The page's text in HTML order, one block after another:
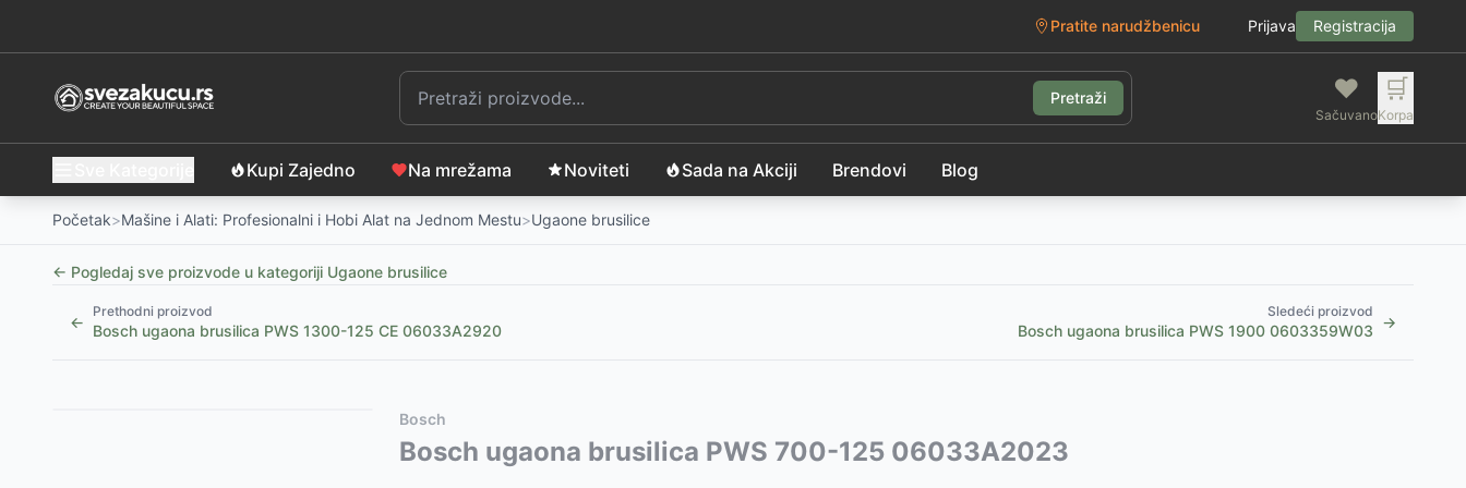
Pratite narudžbenicu Prijava Registracija
Pretraži ❤️
Sačuvano
🛒
Korpa
Kupi Zajedno Na mrežama Noviteti Sada na Akciji Brendovi Blog
Početak>Mašine i Alati: Profesionalni i Hobi Alat na Jednom Mestu>Ugaone brusilice
← Pogledaj sve proizvode u kategoriji Ugaone brusilice
←
Prethodni proizvod
Bosch ugaona brusilica PWS 1300-125 CE 06033A2920
Sledeći proizvod
Bosch ugaona brusilica PWS 1900 0603359W03 →
Villager Fuse Akumulatorska ugaona brusilica VLN 4320-1BSC- 11499RSD
RSD
Ovaj proizvod nije dostupan, pogledajte slične proizvode:
Iskra X-Cross Akumulatorska ugaona brusilica 20V SOLO IX-AG07
Bosch
Bosch ugaona brusilica PWS 700-125 06033A2023